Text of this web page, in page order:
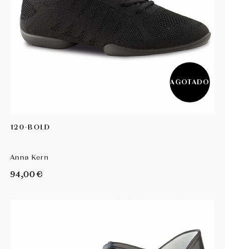
120-BOLD
Anna Kern
94,00 €
AGOTADO